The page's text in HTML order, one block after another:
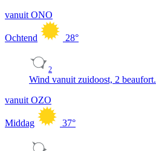
vanuit ONO
Ochtend 28°
2
Wind vanuit zuidoost, 2 beaufort.
vanuit OZO
Middag 37°